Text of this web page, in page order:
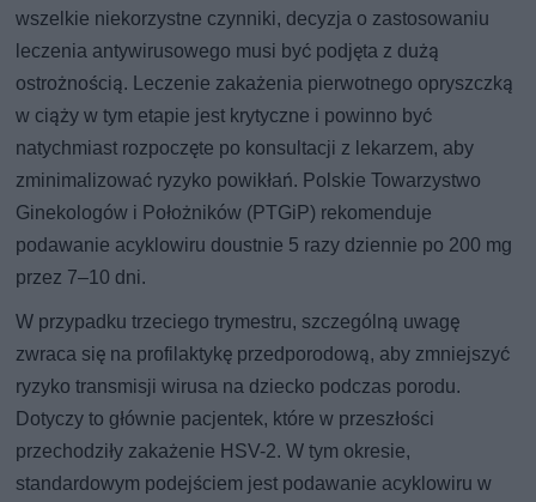
wszelkie niekorzystne czynniki, decyzja o zastosowaniu
leczenia antywirusowego musi być podjęta z dużą
ostrożnością. Leczenie zakażenia pierwotnego opryszczką
w ciąży w tym etapie jest krytyczne i powinno być
natychmiast rozpoczęte po konsultacji z lekarzem, aby
zminimalizować ryzyko powikłań. Polskie Towarzystwo
Ginekologów i Położników (PTGiP) rekomenduje
podawanie acyklowiru doustnie 5 razy dziennie po 200 mg
przez 7–10 dni.
W przypadku trzeciego trymestru, szczególną uwagę
zwraca się na profilaktykę przedporodową, aby zmniejszyć
ryzyko transmisji wirusa na dziecko podczas porodu.
Dotyczy to głównie pacjentek, które w przeszłości
przechodziły zakażenie HSV-2. W tym okresie,
standardowym podejściem jest podawanie acyklowiru w